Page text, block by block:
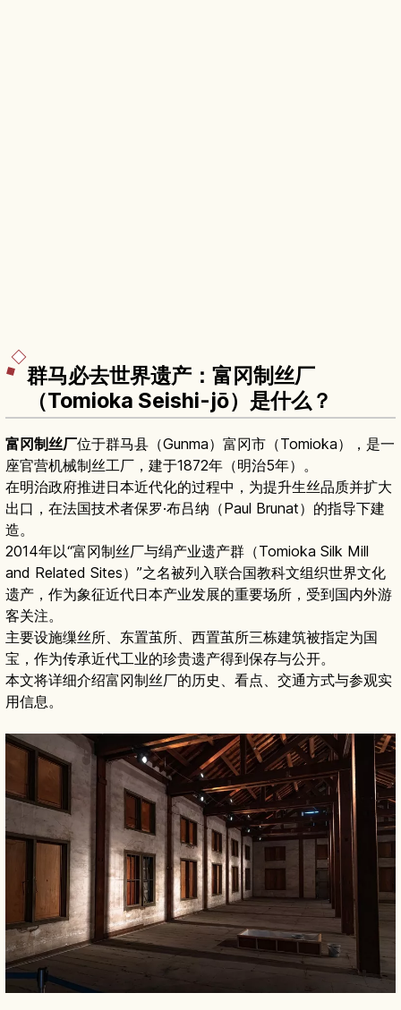
群马必去世界遗产：富冈制丝厂
（Tomioka Seishi-jō）是什么？
富冈制丝厂位于群马县（Gunma）富冈市（Tomioka），是一
座官营机械制丝工厂，建于1872年（明治5年）。
在明治政府推进日本近代化的过程中，为提升生丝品质并扩大
出口，在法国技术者保罗·布吕纳（Paul Brunat）的指导下建
造。
2014年以“富冈制丝厂与绢产业遗产群（Tomioka Silk Mill
and Related Sites）”之名被列入联合国教科文组织世界文化
遗产，作为象征近代日本产业发展的重要场所，受到国内外游
客关注。
主要设施缫丝所、东置茧所、西置茧所三栋建筑被指定为国
宝，作为传承近代工业的珍贵遗产得到保存与公开。
本文将详细介绍富冈制丝厂的历史、看点、交通方式与参观实
用信息。